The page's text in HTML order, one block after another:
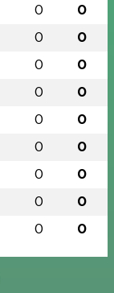
0 0
0 0
0 0
0 0
0 0
0 0
0 0
0 0
0 0